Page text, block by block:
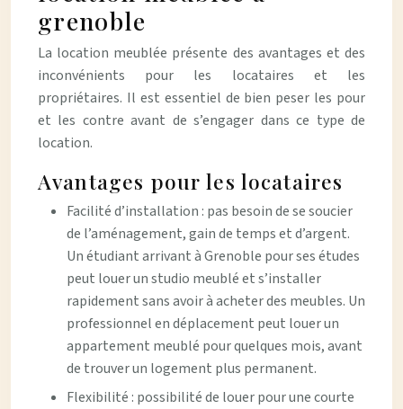
grenoble
La location meublée présente des avantages et des
inconvénients pour les locataires et les
propriétaires. Il est essentiel de bien peser les pour
et les contre avant de s’engager dans ce type de
location.
Avantages pour les locataires
Facilité d’installation : pas besoin de se soucier
de l’aménagement, gain de temps et d’argent.
Un étudiant arrivant à Grenoble pour ses études
peut louer un studio meublé et s’installer
rapidement sans avoir à acheter des meubles. Un
professionnel en déplacement peut louer un
appartement meublé pour quelques mois, avant
de trouver un logement plus permanent.
Flexibilité : possibilité de louer pour une courte